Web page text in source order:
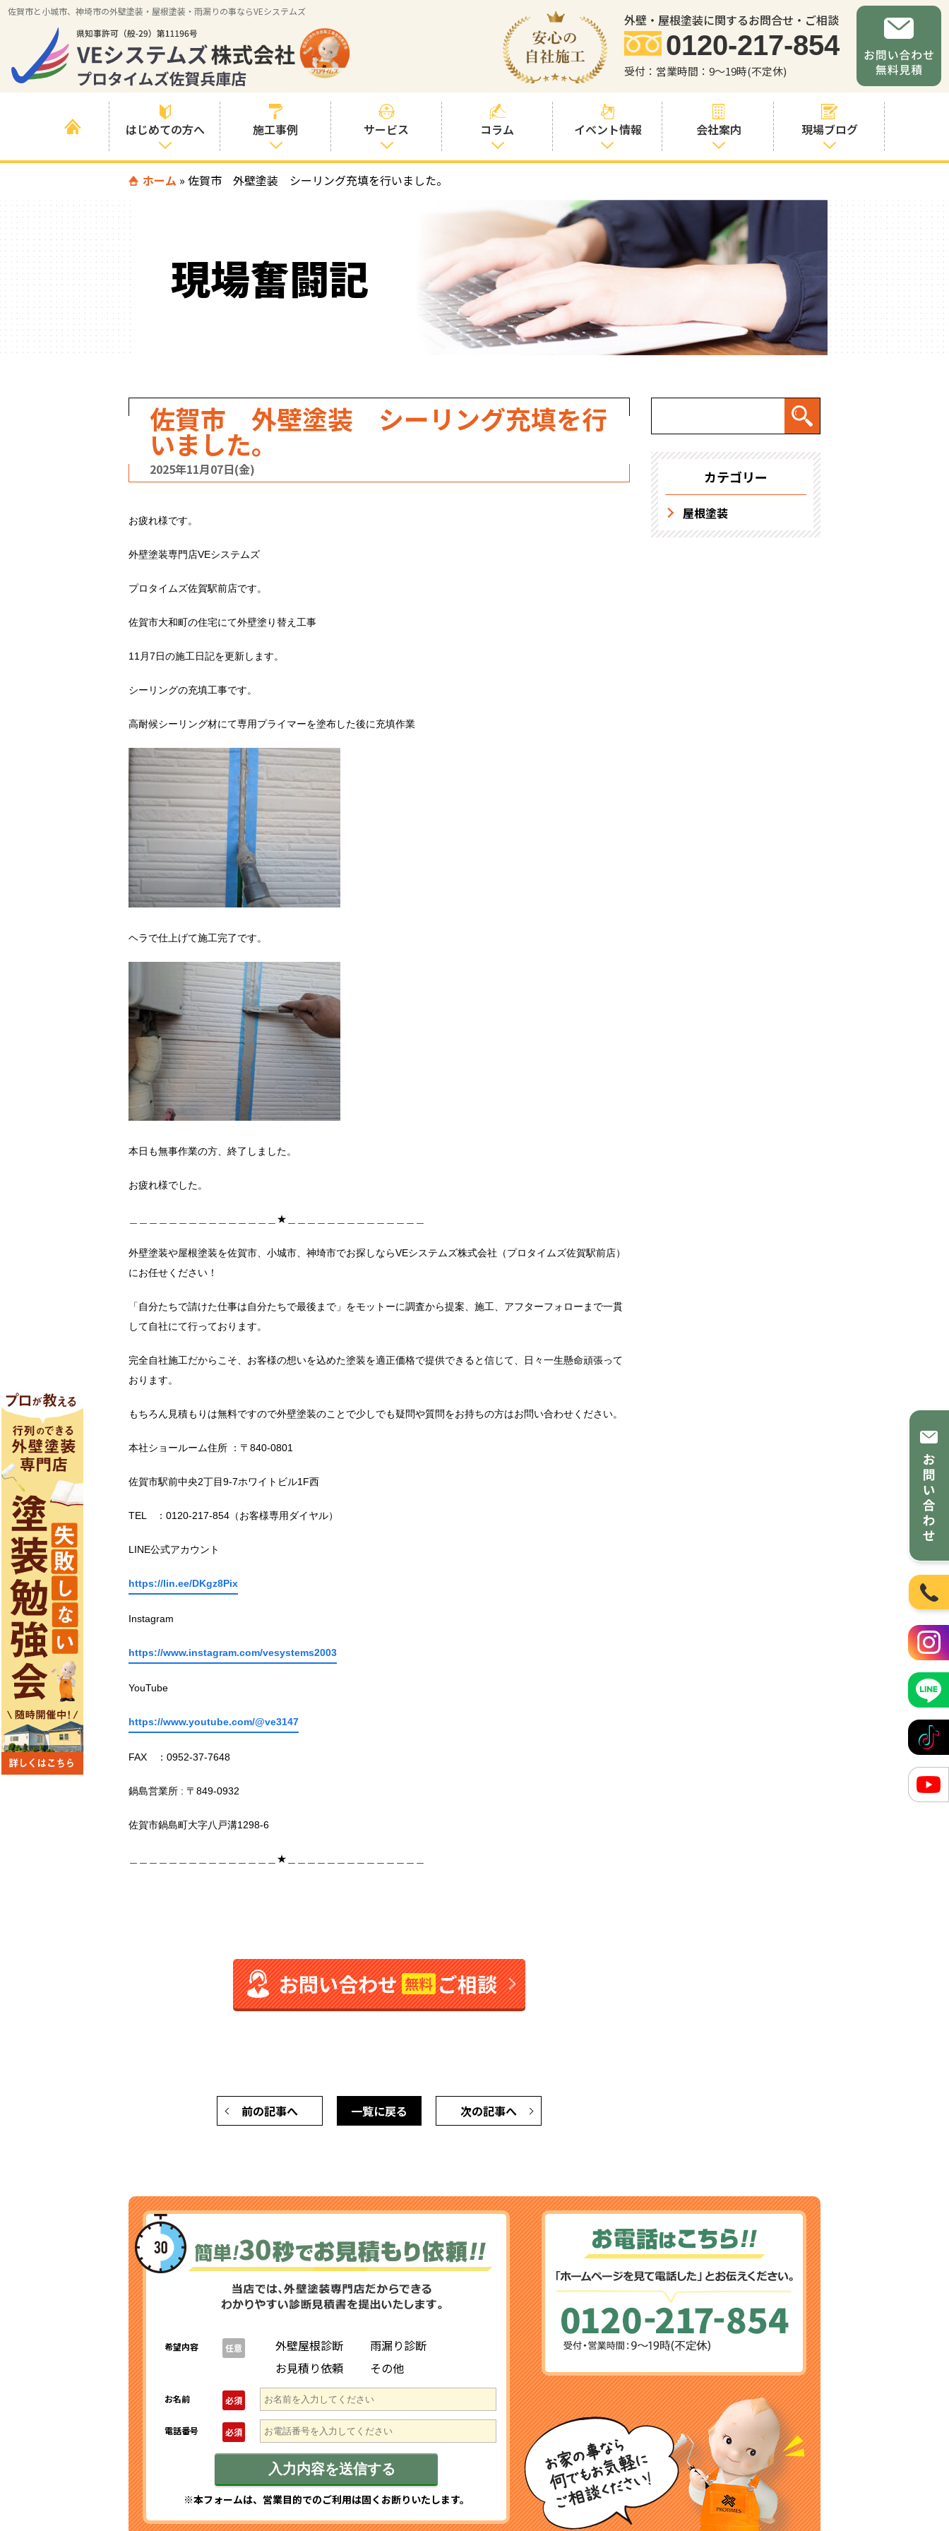
佐賀市と小城市、神埼市の外壁塗装・屋根塗装・雨漏りの事ならVEシステムズ
外壁・屋根塗装に関するお問合せ・ご相談
0120-217-854
受付：営業時間：9～19時(不定休)
はじめての方へ
はじめて外壁塗
いる方へ
喜んでいただけ
る３つの理由
施工事例
すべての事例
例
色の事例
サービス
塗装プランと価
お客様との交流
を大切に
見積書の見方
コラム
塗装コラム
塗料コラム
イベント情報 会社案内
職人・スタッフ
紹介
お問い合わせか
らの流れ
求人情報
現場ブログ
ホーム » 佐賀市 外壁塗装 シーリング充填を行いました。
現場奮闘記
佐賀市 外壁塗装 シーリング充填を行
いました。
2025年11月07日(金)
お疲れ様です。
外壁塗装専門店VEシステムズ
プロタイムズ佐賀駅前店です。
佐賀市大和町の住宅にて外壁塗り替え工事
11月7日の施工日記を更新します。
シーリングの充填工事です。
高耐候シーリング材にて専用プライマーを塗布した後に充填作業
ヘラで仕上げて施工完了です。
本日も無事作業の方、終了しました。
お疲れ様でした。
＿＿＿＿＿＿＿＿＿＿＿＿＿＿＿★＿＿＿＿＿＿＿＿＿＿＿＿＿＿
外壁塗装や屋根塗装を佐賀市、小城市、神埼市でお探しならVEシステムズ株式会社（プロタイムズ佐賀駅前店）
にお任せください！
「自分たちで請けた仕事は自分たちで最後まで」をモットーに調査から提案、施工、アフターフォローまで一貫
して自社にて行っております。
完全自社施工だからこそ、お客様の想いを込めた塗装を適正価格で提供できると信じて、日々一生懸命頑張って
おります。
もちろん見積もりは無料ですので外壁塗装のことで少しでも疑問や質問をお持ちの方はお問い合わせください。
本社ショールーム住所 ：〒840-0801
佐賀市駅前中央2丁目9-7ホワイトビル1F西
TEL ：0120-217-854（お客様専用ダイヤル）
LINE公式アカウント
https://lin.ee/DKgz8Pix
Instagram
https://www.instagram.com/vesystems2003
YouTube
https://www.youtube.com/@ve3147
FAX ：0952-37-7648
鍋島営業所 : 〒849-0932
佐賀市鍋島町大字八戸溝1298-6
＿＿＿＿＿＿＿＿＿＿＿＿＿＿＿★＿＿＿＿＿＿＿＿＿＿＿＿＿＿
お問い合わせ無料 ご相談
前の記事へ 次の記事へ
一覧に戻る
カテゴリー
屋根塗装
希望内容 任意 外壁屋根診断
雨漏り診断
お見積り依頼
その他
お名前 必須
電話番号 必須
※本フォームは、営業目的でのご利用は固くお断りいたします。